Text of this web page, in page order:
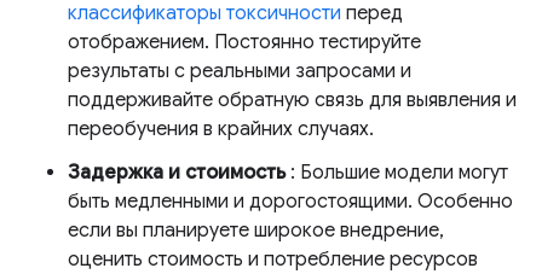
классификаторы токсичности перед
отображением. Постоянно тестируйте
результаты с реальными запросами и
поддерживайте обратную связь для выявления и
переобучения в крайних случаях.
Задержка и стоимость: Большие модели могут
быть медленными и дорогостоящими. Особенно
если вы планируете широкое внедрение,
оценить стоимость и потребление ресурсов